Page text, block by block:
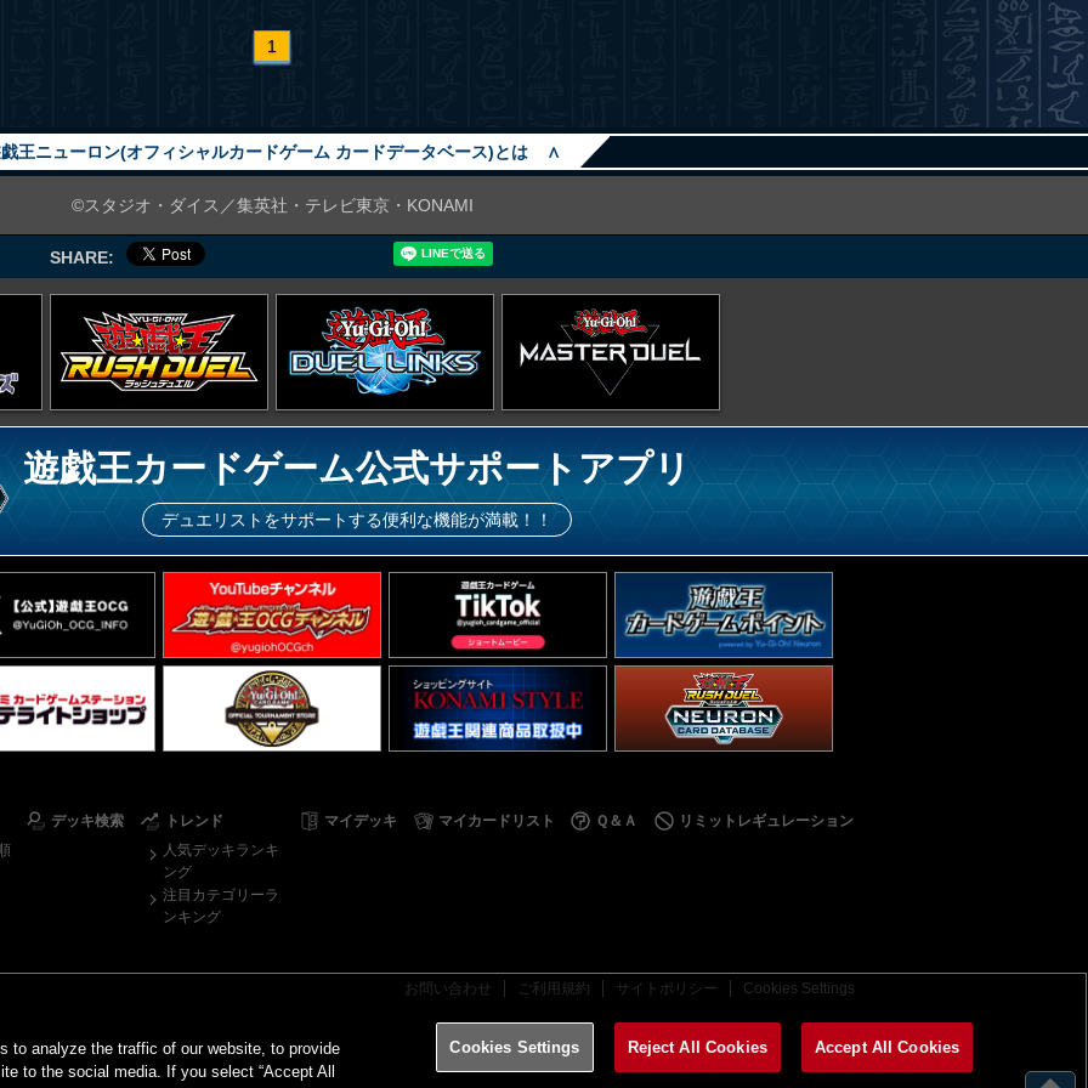
1
王ニューロン(オフィシャルカードゲーム カードデータベース)とは ∧
©スタジオ・ダイス／集英社・テレビ東京・KONAMI
SHARE:
遊戯王カードゲーム公式サポートアプリ
デュエリストをサポートする便利な機能が満載！！
デッキ検索
トレンド
人気デッキランキ
ング
注目カテゴリーラ
ンキング
マイデッキ マイカードリスト Ｑ＆Ａ リミットレギュレーション
お問い合わせ ご利用規約 サイトポリシー Cookies Settings
to analyze the traffic of our website, to provide
to the social media. If you select “Accept All
Cookies Settings Reject All Cookies Accept All Cookies